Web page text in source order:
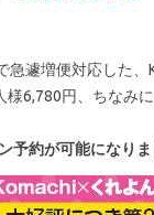
遽増便対応した
6,780円、ちなみ
予約が可能になりま